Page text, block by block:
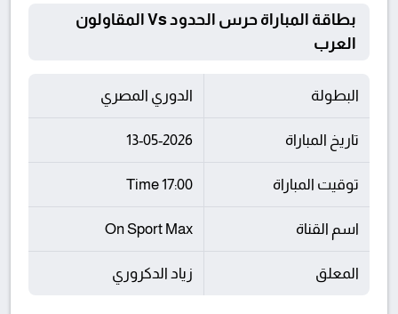
بطاقة المباراة حرس الحدود Vs المقاولون
العرب
البطولة الدوري المصري
تاريخ المباراة 13-05-2026
توقيت المباراة 17:00 Time
اسم القناة On Sport Max
المعلق زياد الدكروري